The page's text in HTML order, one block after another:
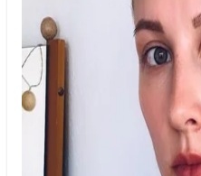
Чернігів
Шостка
Житомир
Київ